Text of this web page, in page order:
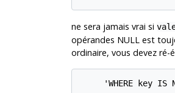
ne sera jamais vrai si
opérandes NULL est
ordinaire, vous devez ré-
'WHERE key IS